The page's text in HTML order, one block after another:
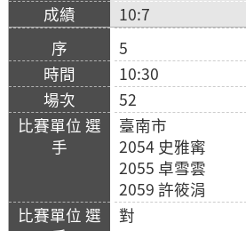
10:7
5
10:30
52
臺南市
2054 史雅寗
2055 卓雪雲
2059 許筱涓
對